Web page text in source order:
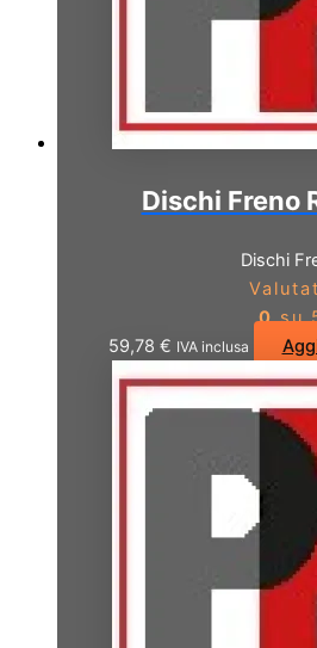
Dischi Freno
Dischi
0su
59,78 € IVA inclusa